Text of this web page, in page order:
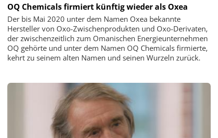
OQ Chemicals firmiert künftig wieder als Oxea
Der bis Mai 2020 unter dem Namen Oxea bekannte
Hersteller von Oxo-Zwischenprodukten und Oxo-Derivaten,
der zwischenzeitlich zum Omanischen Energieunternehmen
OQ gehörte und unter dem Namen OQ Chemicals firmierte,
kehrt zu seinem alten Namen und seinen Wurzeln zurück.